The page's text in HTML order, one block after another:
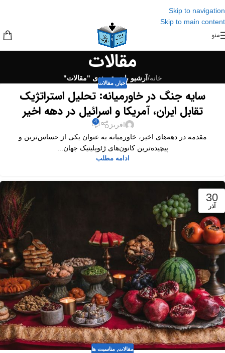
Skip to navigation
Skip to main content
منو
مقالات
خانه/ آرشیو با دسته بندی "مقالات"
اخبار , مقالات
سایه جنگ در خاورمیانه: تحلیل استراتژیک
تقابل ایران، آمریکا و اسرائیل در دهه اخیر
افریز 4
مقدمه در دهه‌های اخیر، خاورمیانه به عنوان یکی از حساس‌ترین و
پیچیده‌ترین کانون‌های ژئوپلیتیک جهان...
ادامه مطلب
30
آذر
مقالات, مناسبت ها